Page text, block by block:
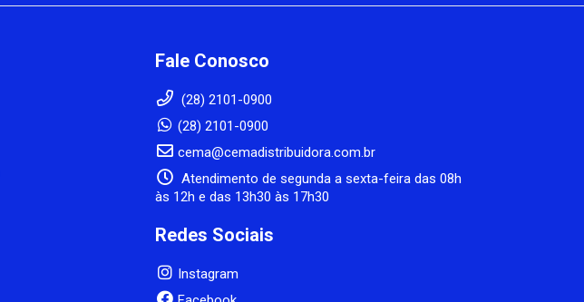
Fale Conosco
(28) 2101-0900
(28) 2101-0900
cema@cemadistribuidora.com.br
Atendimento de segunda a sexta-feira das 08h
às 12h e das 13h30 às 17h30
Redes Sociais
Instagram